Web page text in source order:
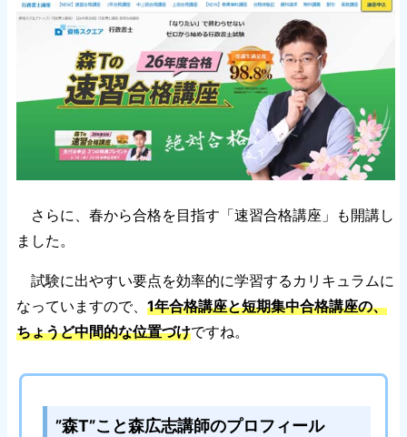
さらに、春から合格を目指す「速習合格講座」も開講し
ました。
試験に出やすい要点を効率的に学習するカリキュラムに
なっていますので、 1年合格講座と短期集中合格講座の、
ちょうど中間的な位置づけですね。
”森T”こと森広志講師のプロフィール